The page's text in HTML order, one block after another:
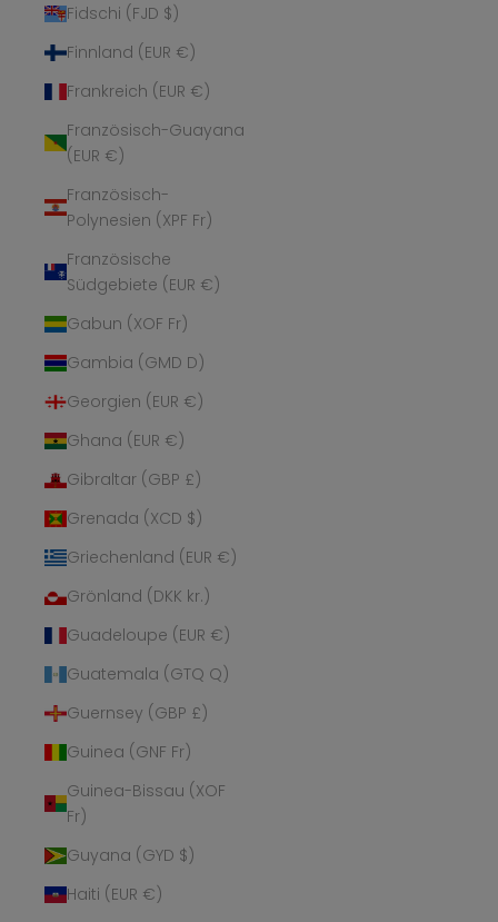
Fidschi (FJD $)
Finnland (EUR €)
Frankreich (EUR €)
Französisch-Guayana
(EUR €)
Französisch-
Polynesien (XPF Fr)
Französische
Südgebiete (EUR €)
Gabun (XOF Fr)
Gambia (GMD D)
Georgien (EUR €)
Ghana (EUR €)
Gibraltar (GBP £)
Grenada (XCD $)
Griechenland (EUR €)
Grönland (DKK kr.)
Guadeloupe (EUR €)
Guatemala (GTQ Q)
Guernsey (GBP £)
Guinea (GNF Fr)
Guinea-Bissau (XOF
Fr)
Guyana (GYD $)
Haiti (EUR €)